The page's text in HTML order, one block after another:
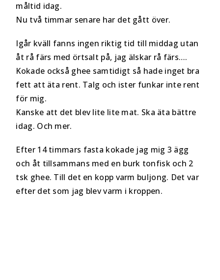
måltid idag.
Nu två timmar senare har det gått över.
Igår kväll fanns ingen riktig tid till middag utan
åt rå färs med örtsalt på, jag älskar rå färs….
Kokade också ghee samtidigt så hade inget bra
fett att äta rent. Talg och ister funkar inte rent
för mig.
Kanske att det blev lite lite mat. Ska äta bättre
idag. Och mer.
Efter 14 timmars fasta kokade jag mig 3 ägg
och åt tillsammans med en burk tonfisk och 2
tsk ghee. Till det en kopp varm buljong. Det var
efter det som jag blev varm i kroppen.